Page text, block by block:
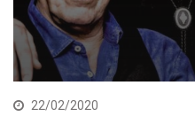
22/02/2020